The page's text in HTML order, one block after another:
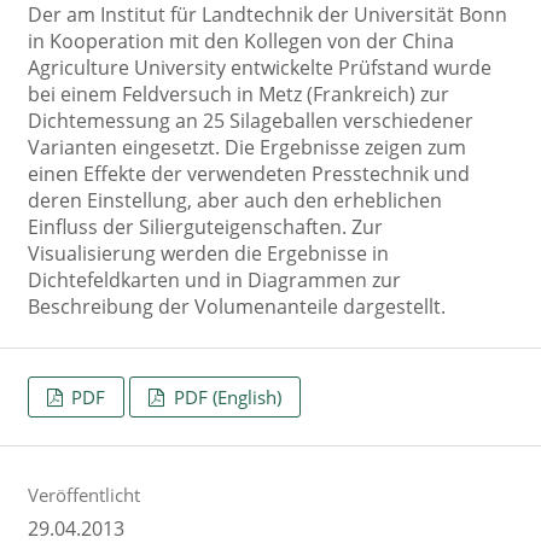
Der am Institut für Landtechnik der Universität Bonn
in Kooperation mit den Kollegen von der China
Agriculture University entwickelte Prüfstand wurde
bei einem Feldversuch in Metz (Frankreich) zur
Dichtemessung an 25 Silageballen verschiedener
Varianten eingesetzt. Die Ergebnisse zeigen zum
einen Effekte der verwendeten Presstechnik und
deren Einstellung, aber auch den erheblichen
Einfluss der Silierguteigenschaften. Zur
Visualisierung werden die Ergebnisse in
Dichtefeldkarten und in Diagrammen zur
Beschreibung der Volumenanteile dargestellt.
PDF PDF (English)
Veröffentlicht
29.04.2013